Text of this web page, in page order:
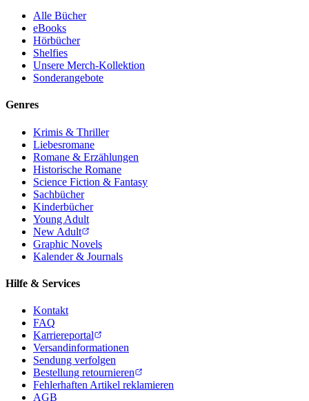
Alle Bücher
eBooks
Hörbücher
Shelfies
Unsere Merch-Kollektion
Sonderangebote
Genres
Krimis & Thriller
Liebesromane
Romane & Erzählungen
Historische Romane
Science Fiction & Fantasy
Sachbücher
Kinderbücher
Young Adult
New Adult
Graphic Novels
Kalender & Journals
Hilfe & Services
Kontakt
FAQ
Karriereportal
Versandinformationen
Sendung verfolgen
Bestellung retournieren
Fehlerhaften Artikel reklamieren
AGB